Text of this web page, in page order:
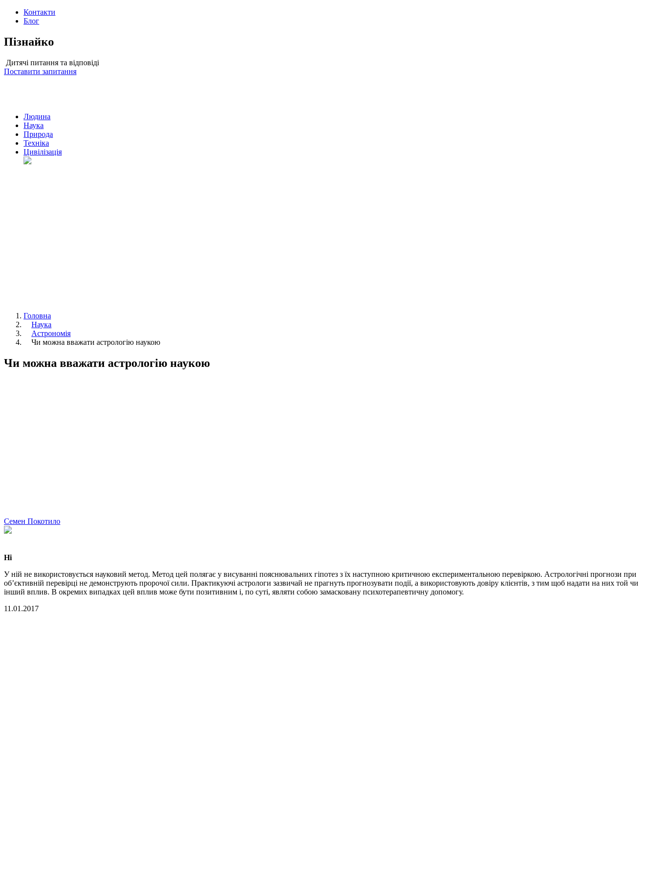
Контакти
Блог
Пізнайко
Дитячі питання та відповіді
Поставити запитання
Людина
Наука
Природа
Техніка
Цивілізація
Головна
Наука
Астрономія
Чи можна вважати астрологію наукою
Чи можна вважати астрологію наукою
Семен Покотило
Ні
У ній не використовується науковий метод. Метод цей полягає у висуванні пояснювальних гіпотез з їх наступною критичною експериментальною перевіркою. Астрологічні прогнози при
об’єктивній перевірці не демонструють пророчої сили. Практикуючі астрологи зазвичай не прагнуть прогнозувати події, а використовують довіру клієнтів, з тим щоб надати на них той чи
інший вплив. В окремих випадках цей вплив може бути позитивним і, по суті, являти собою замасковану психотерапевтичну допомогу.
11.01.2017